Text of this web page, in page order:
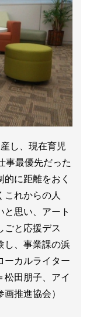
し、現在育児
事最優先だった
に距離をおく
これからの人
思い、アート
ごと応援デス
し、事業課の浜
ーカルライター
松田朋子、アイ
推進協会）